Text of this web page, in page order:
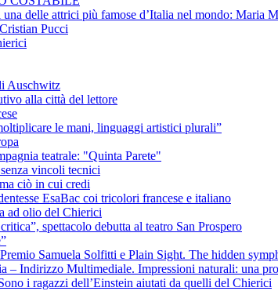
delle attrici più famose d’Italia nel mondo: Maria
Pucci
Auschwitz
alla città del lettore
le mani, linguaggi artistici plurali”
teatrale: "Quinta Parete"
vincoli tecnici
ciò in cui credi
EsaBac coi tricolori francese e italiano
ad olio del Chierici
spettacolo debutta al teatro San Prospero
Samuela Solfitti e Plain Sight. The hidden
– Indirizzo Multimediale. Impressioni naturali: una
i ragazzi dell’Einstein aiutati da quelli del Chierici